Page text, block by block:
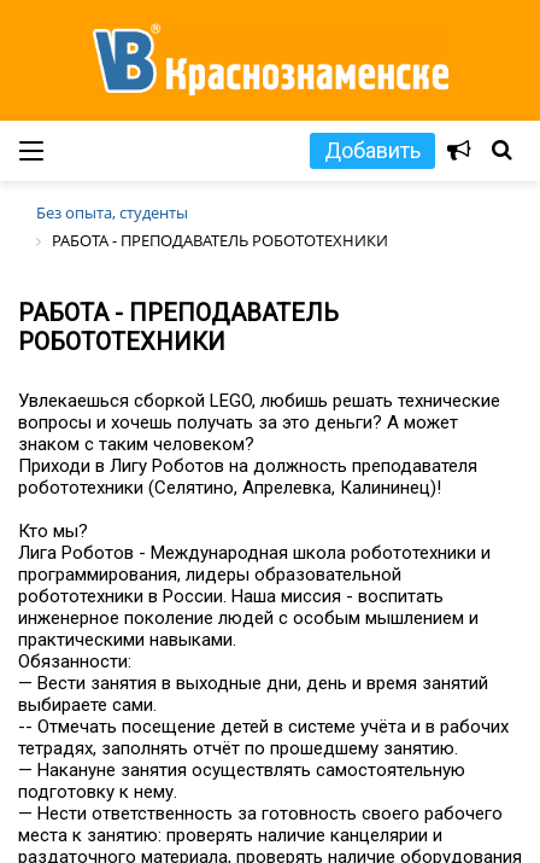
Добавить
Без опыта, студенты
РАБОТА - ПРЕПОДАВАТЕЛЬ РОБОТОТЕХНИКИ
РАБОТА - ПРЕПОДАВАТЕЛЬ
РОБОТОТЕХНИКИ
Увлекаешься сборкой LEGO, любишь решать технические
вопросы и хочешь получать за это деньги? А может
знаком с таким человеком?
Приходи в Лигу Роботов на должность преподавателя
робототехники (Селятино, Апрелевка, Калининец)!
Кто мы?
Лига Роботов - Международная школа робототехники и
программирования, лидеры образовательной
робототехники в России. Наша миссия - воспитать
инженерное поколение людей с особым мышлением и
практическими навыками.
Обязанности:
— Вести занятия в выходные дни, день и время занятий
выбираете сами.
-- Отмечать посещение детей в системе учёта и в рабочих
тетрадях, заполнять отчёт по прошедшему занятию.
— Накануне занятия осуществлять самостоятельную
подготовку к нему.
— Нести ответственность за готовность своего рабочего
места к занятию: проверять наличие канцелярии и
раздаточного материала, проверять наличие оборудования